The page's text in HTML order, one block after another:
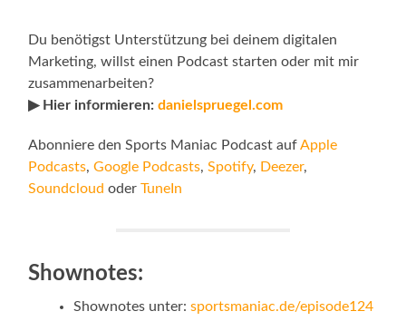
Du benötigst Unterstützung bei deinem digitalen
Marketing, willst einen Podcast starten oder mit mir
zusammenarbeiten?
▶ Hier informieren:danielspruegel.com
Abonniere den Sports Maniac Podcast aufApple
Podcasts,Google Podcasts,Spotify, Deezer,
Soundcloud oderTuneIn
Shownotes:
Shownotes unter:sportsmaniac.de/episode124